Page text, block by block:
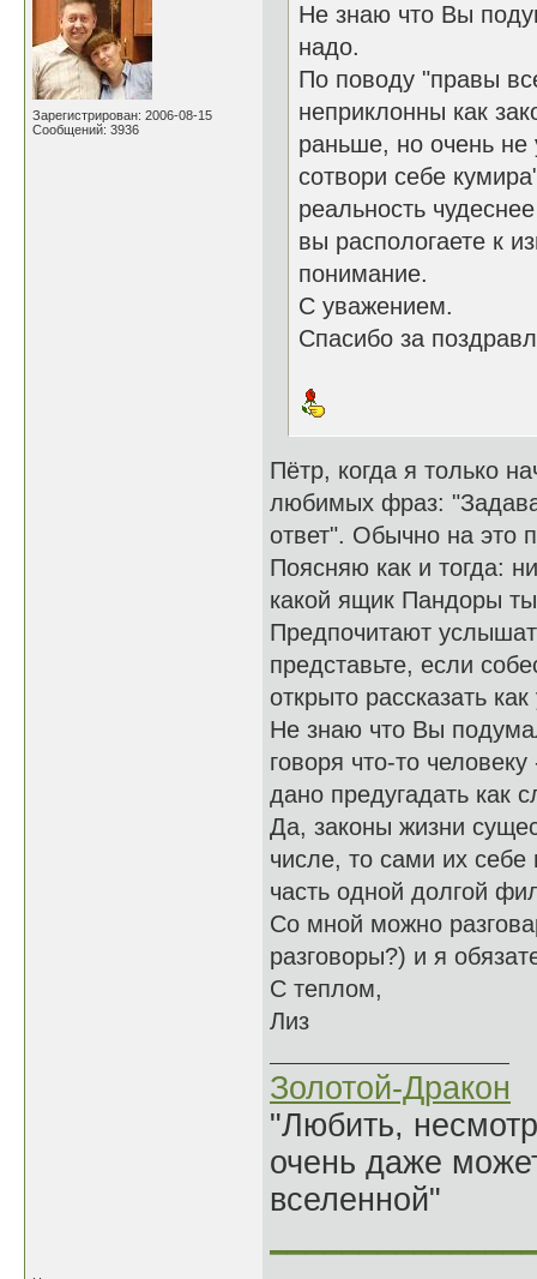
Зарегистрирован: 2006-08-15
Сообщений: 3936
Не знаю что Вы
надо.
По поводу "правы
неприклонны как
раньше, но очень не
сотвори себе
реальность
вы распологаете к
понимание.
С уважением.
Спасибо за
Пётр, когда я только
любимых фраз:
ответ". Обычно на это
Поясняю как и тогда:
какой ящик Пандоры
Предпочитают
представьте, если
открыто рассказать
Не знаю что Вы
говоря что-то
дано предугадать как
Да, законы жизни
числе, то сами их
часть одной долгой
Со мной можно
разговоры?) и я
С теплом,
Лиз
Золотой-Дракон
"Любить,
очень даже
вселенной"